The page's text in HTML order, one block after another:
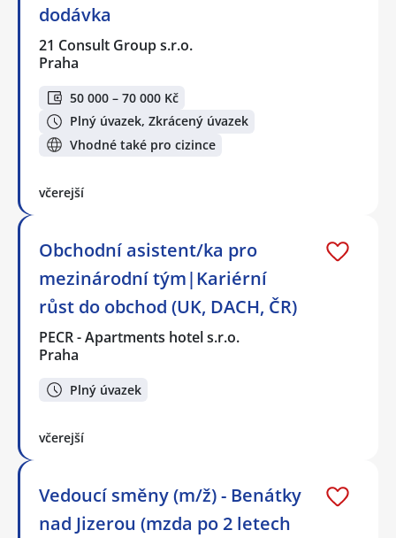
dodávka
21 Consult Group s.r.o.
Praha
50 000 – 70 000 Kč
Plný úvazek, Zkrácený úvazek
Vhodné také pro cizince
včerejší
Obchodní asistent/ka pro
mezinárodní tým|Kariérní
růst do obchod (UK, DACH, ČR)
PECR - Apartments hotel s.r.o.
Praha
Plný úvazek
včerejší
Vedoucí směny (m/ž) - Benátky
nad Jizerou (mzda po 2 letech